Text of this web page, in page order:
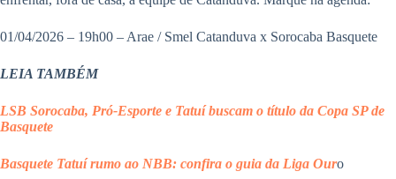
01/04/2026 – 19h00 – Arae / Smel Catanduva x Sorocaba Basquete
LEIA TAMBÉM
LSB Sorocaba, Pró-Esporte e Tatuí buscam o título da Copa SP de
Basquete
Basquete Tatuí rumo ao NBB: confira o guia da Liga Ouro